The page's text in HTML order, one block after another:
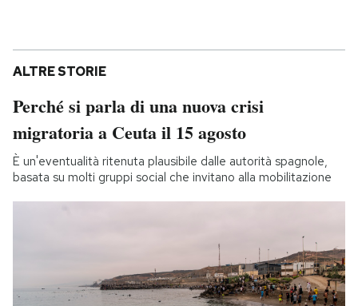
ALTRE STORIE
Perché si parla di una nuova crisi
migratoria a Ceuta il 15 agosto
È un'eventualità ritenuta plausibile dalle autorità spagnole,
basata su molti gruppi social che invitano alla mobilitazione